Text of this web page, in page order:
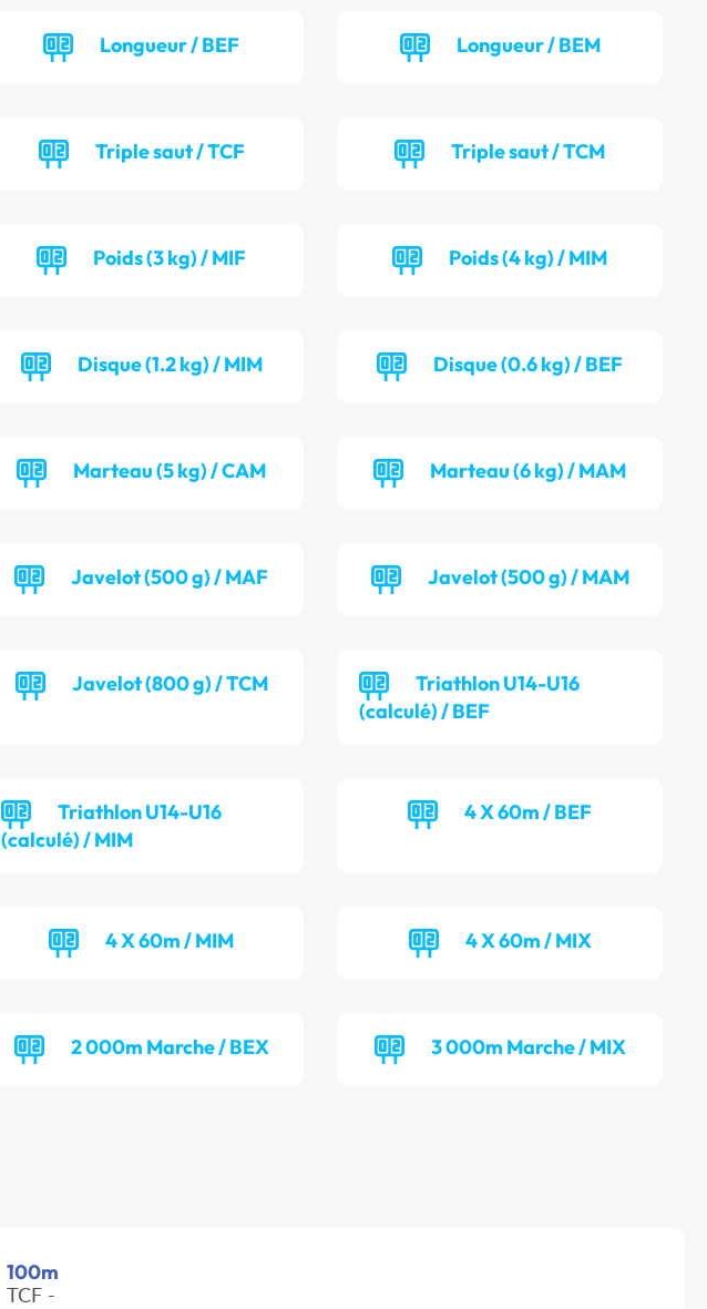
Longueur / BEF Longueur / BEM
Triple saut / TCF Triple saut / TCM
Poids (3 kg) / MIF Poids (4 kg) / MIM
Disque (1.2 kg) / MIM Disque (0.6 kg) / BEF
Marteau (5 kg) / CAM Marteau (6 kg) / MAM
Javelot (500 g) / MAF Javelot (500 g) / MAM
Javelot (800 g) / TCM
Triathlon U14-U16
(calculé) / BEF
Triathlon U14-U16
(calculé) / MIM
4 X 60m / BEF
4 X 60m / MIM 4 X 60m / MIX
2 000m Marche / BEX 3 000m Marche / MIX
100m
TCF -